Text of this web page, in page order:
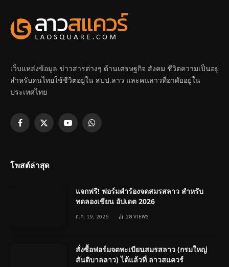
เว็บแหล่งข้อมูล ข่าวสารต่างๆ ด้านเศรษฐกิจ สังคม ชีวิตความเป็นอยู่
สำหรับคนไทยใช้ชีวิตอยู่ใน สปป.ลาว และคนลาวที่อาศัยอยู่ใน
ประเทศไทย
Facebook
X
YouTubeWhatsApp
โพสต์ล่าสุด
แจกฟรี! ฟอร์มคำร้องจดสมรสลาว สำหรับ
ทดลองเขียน อัปเดต 2026
ก.ค. 19, 2026 28VIEWS
สั่งซื้อฟอร์มจดทะเบียนสมรสลาว (กรมใหญ่
สันติบาลลาว) ได้แล้วที่ ลาวสแควร์